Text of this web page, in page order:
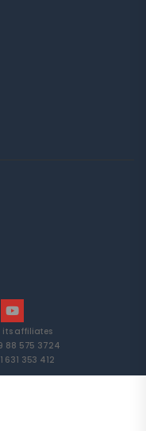
its affiliates
88 575 3724
353 412